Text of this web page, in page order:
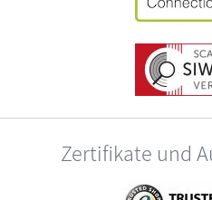
Zertifikate und